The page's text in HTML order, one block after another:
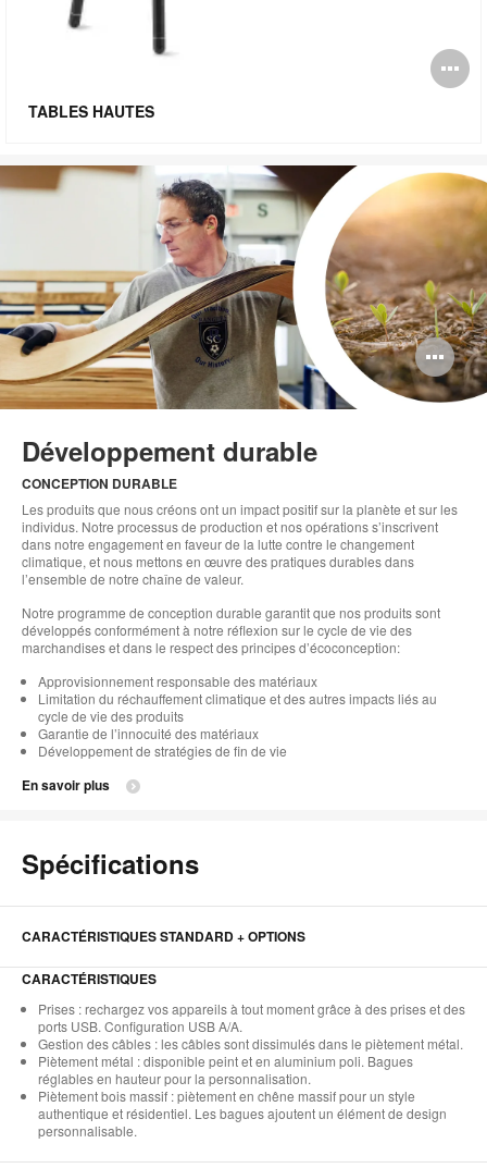
de
TABLES HAUTES
Développement durable
CONCEPTION DURABLE
Les produits que nous créons ont un impact positif sur la planète et sur les
individus. Notre processus de production et nos opérations s’inscrivent
dans notre engagement en faveur de la lutte contre le changement
climatique, et nous mettons en œuvre des pratiques durables dans
l’ensemble de notre chaîne de valeur.
Notre programme de conception durable garantit que nos produits sont
développés conformément à notre réflexion sur le cycle de vie des
marchandises et dans le respect des principes d’écoconception:
Approvisionnement responsable des matériaux
Limitation du réchauffement climatique et des autres impacts liés au
cycle de vie des produits
Garantie de l’innocuité des matériaux
Développement de stratégies de fin de vie
En savoir plus
Spécifications
CARACTÉRISTIQUES STANDARD + OPTIONS
CARACTÉRISTIQUES
Prises : rechargez vos appareils à tout moment grâce à des prises et des
ports USB. Configuration USB A/A.
Gestion des câbles : les câbles sont dissimulés dans le piètement métal.
Piètement métal : disponible peint et en aluminium poli. Bagues
réglables en hauteur pour la personnalisation.
Piètement bois massif : piètement en chêne massif pour un style
authentique et résidentiel. Les bagues ajoutent un élément de design
personnalisable.